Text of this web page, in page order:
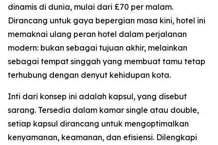
dinamis di dunia, mulai dari £70 per malam.
Dirancang untuk gaya bepergian masa kini, hotel ini
memaknai ulang peran hotel dalam perjalanan
modern: bukan sebagai tujuan akhir, melainkan
sebagai tempat singgah yang membuat tamu tetap
terhubung dengan denyut kehidupan kota.
Inti dari konsep ini adalah kapsul, yang disebut
sarang. Tersedia dalam kamar single atau double,
setiap kapsul dirancang untuk mengoptimalkan
kenyamanan, keamanan, dan efisiensi. Dilengkapi